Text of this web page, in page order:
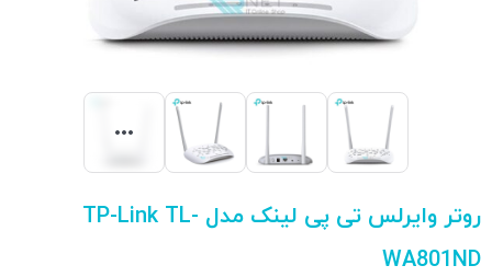
روتر وایرلس تی پی لینک مدل TP-Link TL-
WA801ND